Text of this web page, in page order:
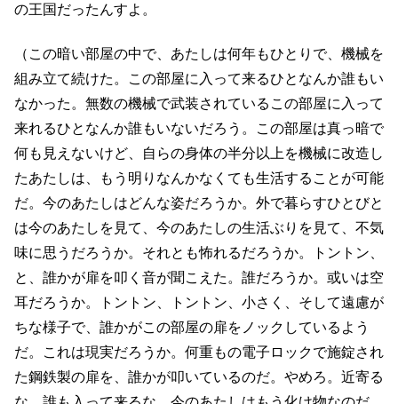
の王国だったんすよ。
（この暗い部屋の中で、あたしは何年もひとりで、機械を
組み立て続けた。この部屋に入って来るひとなんか誰もい
なかった。無数の機械で武装されているこの部屋に入って
来れるひとなんか誰もいないだろう。この部屋は真っ暗で
何も見えないけど、自らの身体の半分以上を機械に改造し
たあたしは、もう明りなんかなくても生活することが可能
だ。今のあたしはどんな姿だろうか。外で暮らすひとびと
は今のあたしを見て、今のあたしの生活ぶりを見て、不気
味に思うだろうか。それとも怖れるだろうか。トントン、
と、誰かが扉を叩く音が聞こえた。誰だろうか。或いは空
耳だろうか。トントン、トントン、小さく、そして遠慮が
ちな様子で、誰かがこの部屋の扉をノックしているよう
だ。これは現実だろうか。何重もの電子ロックで施錠され
た鋼鉄製の扉を、誰かが叩いているのだ。やめろ。近寄る